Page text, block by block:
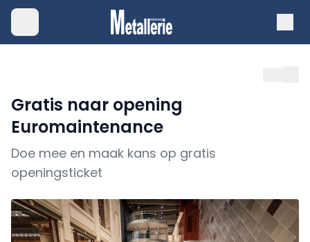
Gratis naar opening
Euromaintenance
Doe mee en maak kans op gratis
openingsticket